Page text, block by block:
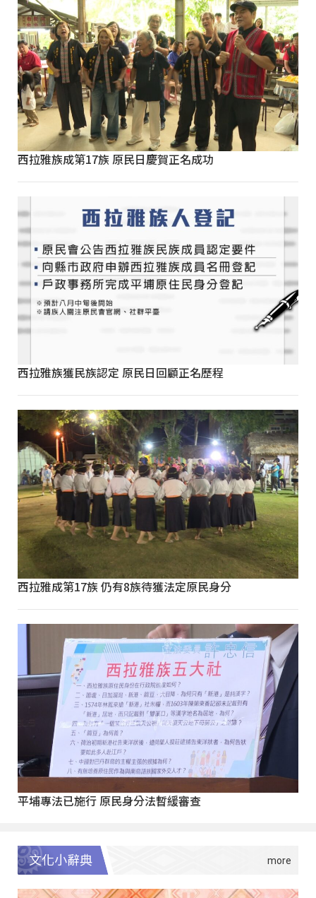
西拉雅族成第17族 原民日慶賀正名成功
西拉雅族獲民族認定 原民日回顧正名歷程
西拉雅成第17族 仍有8族待獲法定原民身分
平埔專法已施行 原民身分法暫緩審查
文化小辭典